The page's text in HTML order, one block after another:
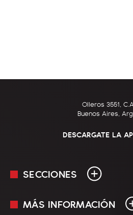
Olleros 3551,
Buenos Aires,
DESCARGATE LA
SECCIONES
En Vivo
MÁS INFORMACIÓN